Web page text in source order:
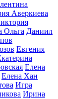
Аверкиева
Ольга Даниил
Евгения
Елена
Елена Хан
Игра
Ирина